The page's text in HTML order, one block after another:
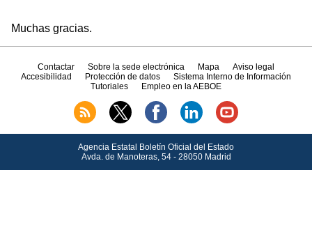
Muchas gracias.
Contactar Sobre la sede electrónica Mapa
Aviso legal
Accesibilidad
Protección de datos
Sistema Interno de Información
Tutoriales
Empleo en la AEBOE
Agencia Estatal Boletín Oficial del Estado
Avda.de Manoteras, 54 - 28050 Madrid